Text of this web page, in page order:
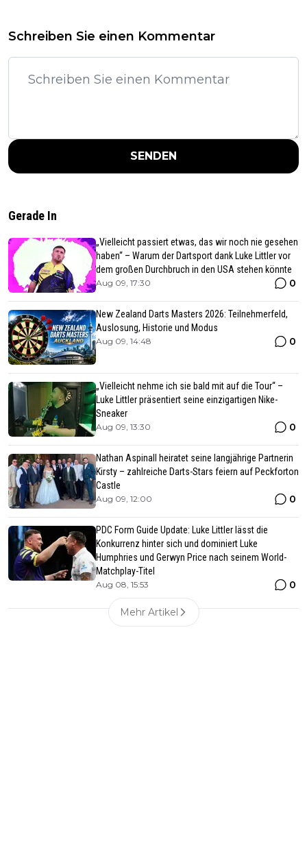
Schreiben Sie einen Kommentar
SENDEN
Gerade In
„Vielleicht passiert etwas, das wir noch nie gesehen
haben“ – Warum der Dartsport dank Luke Littler vor
dem großen Durchbruch in den USA stehen könnte
Aug 09, 17:30 0
New Zealand Darts Masters 2026: Teilnehmerfeld,
Auslosung, Historie und Modus
Aug 09, 14:48 0
„Vielleicht nehme ich sie bald mit auf die Tour“ –
Luke Littler präsentiert seine einzigartigen Nike-
Sneaker
Aug 09, 13:30 0
Nathan Aspinall heiratet seine langjährige Partnerin
Kirsty – zahlreiche Darts-Stars feiern auf Peckforton
Castle
Aug 09, 12:00 0
PDC Form Guide Update: Luke Littler lässt die
Konkurrenz hinter sich und dominiert Luke
Humphries und Gerwyn Price nach seinem World-
Matchplay-Titel
Aug 08, 15:53 0
Mehr Artikel